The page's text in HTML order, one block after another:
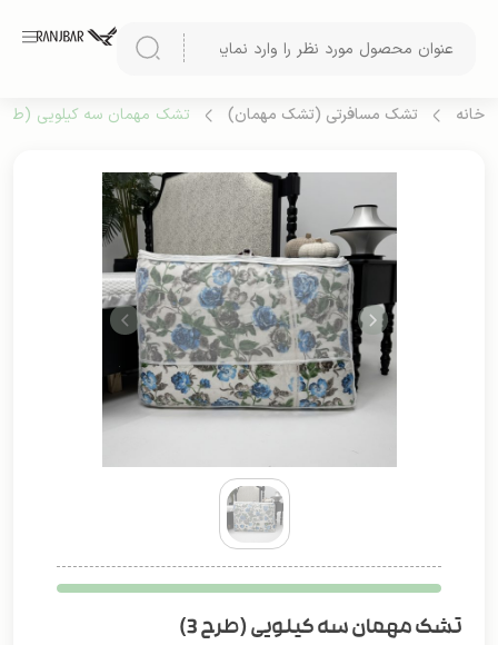
خانه تشک مسافرتی (تشک مهمان) تشک مهمان سه کیلویی (طرح
تشک مهمان سه کیلویی (طرح 3)